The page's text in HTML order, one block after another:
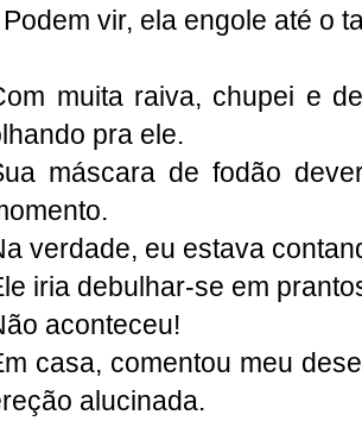
vir, ela engole até o
muita raiva, chupei e
pra ele.
máscara de fodão
verdade, eu estava
iria debulhar-se em
aconteceu!
casa, comentou meu
alucinada.